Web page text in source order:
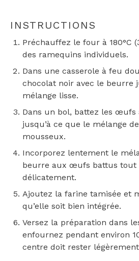
INSTRUCTIONS
Préchauffez le four à 180°C
des ramequins individuels.
Dans une casserole à feu
chocolat noir avec le beurre
mélange lisse.
Dans un bol, battez les œufs
jusqu’à ce que le mélange
mousseux.
Incorporez lentement le
beurre aux œufs battus tout
délicatement.
Ajoutez la farine tamisée et
qu’elle soit bien intégrée.
Versez la préparation dans
enfournez pendant environ
centre doit rester